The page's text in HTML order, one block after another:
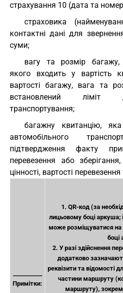
страхування 10 (дата та
страховика
контактні дані для
суми;
вагу та розмір багажу,
якого входить у вартість
вартості багажу, вага та
встановлений ліміт
транспортування;
багажну квитанцію,
автомобільного
підтвердження факту
перевезення або
цінності, вартості
Примітки:
1. QR-код (за
лицьовому боці аркуша;
може розміщуватися на
боці
2. У разі здійснення
додатково
реквізити та відомості
частини маршруту
маршруту),